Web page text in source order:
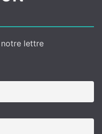
lettre